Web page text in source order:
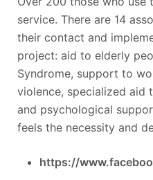
service. There are 14
their contact and
project: aid to elderly
Syndrome, support to
violence, specialized aid
and psychological
feels the necessity and
https://